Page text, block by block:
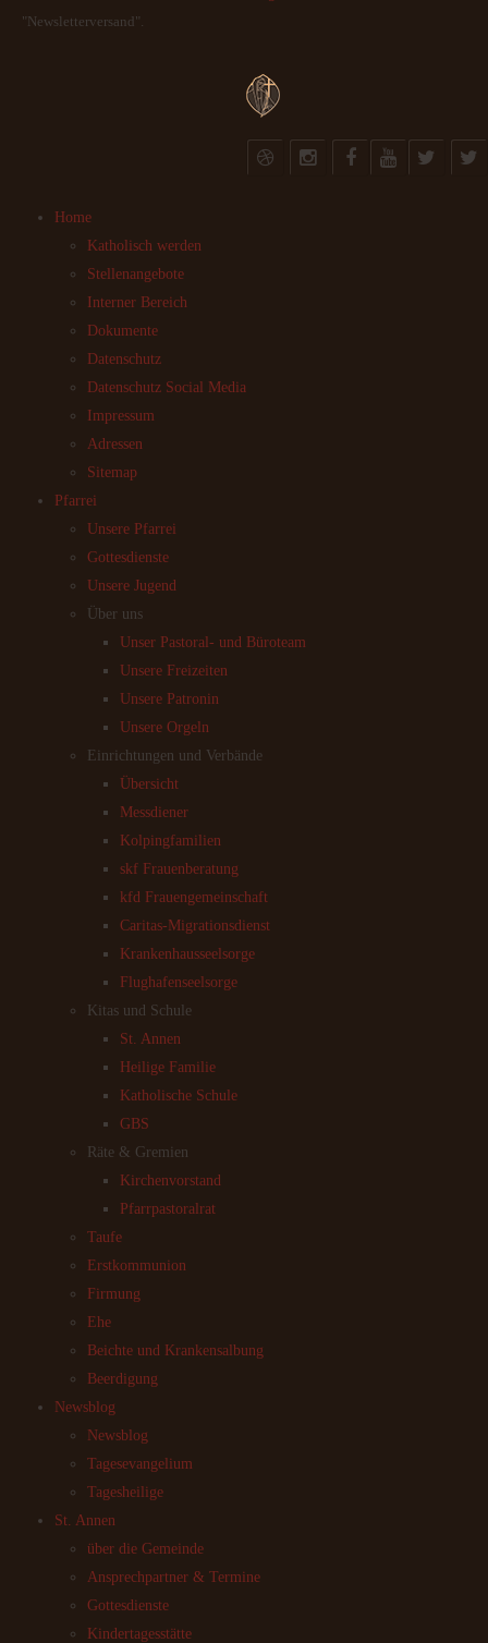
"Newsletterversand".
Home
Katholisch werden
Stellenangebote
Interner Bereich
Dokumente
Datenschutz
Datenschutz Social Media
Impressum
Adressen
Sitemap
Pfarrei
Unsere Pfarrei
Gottesdienste
Unsere Jugend
Über uns
Unser Pastoral- und Büroteam
Unsere Freizeiten
Unsere Patronin
Unsere Orgeln
Einrichtungen und Verbände
Übersicht
Messdiener
Kolpingfamilien
skf Frauenberatung
kfd Frauengemeinschaft
Caritas-Migrationsdienst
Krankenhausseelsorge
Flughafenseelsorge
Kitas und Schule
St. Annen
Heilige Familie
Katholische Schule
GBS
Räte & Gremien
Kirchenvorstand
Pfarrpastoralrat
Taufe
Erstkommunion
Firmung
Ehe
Beichte und Krankensalbung
Beerdigung
Newsblog
Newsblog
Tagesevangelium
Tagesheilige
St. Annen
über die Gemeinde
Ansprechpartner & Termine
Gottesdienste
Kindertagesstätte